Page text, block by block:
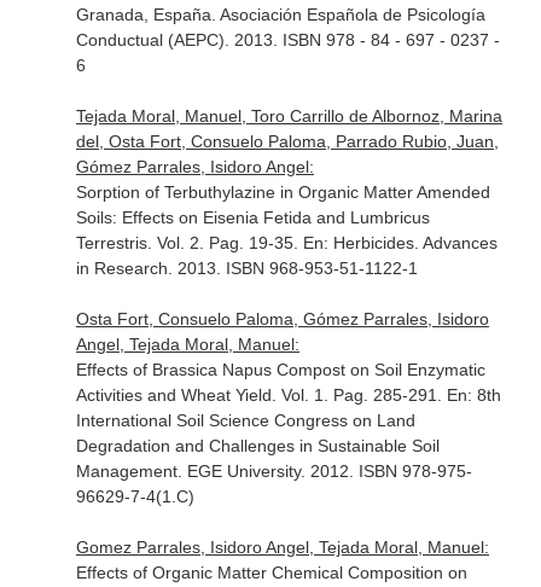
Granada, España. Asociación Española de Psicología
Conductual (AEPC). 2013. ISBN 978 - 84 - 697 - 0237 -
6
Tejada Moral, Manuel, Toro Carrillo de Albornoz, Marina
del, Osta Fort, Consuelo Paloma, Parrado Rubio, Juan,
Gómez Parrales, Isidoro Angel:
Sorption of Terbuthylazine in Organic Matter Amended
Soils: Effects on Eisenia Fetida and Lumbricus
Terrestris. Vol. 2. Pag. 19-35. En: Herbicides. Advances
in Research . 2013. ISBN 968-953-51-1122-1
Osta Fort, Consuelo Paloma, Gómez Parrales, Isidoro
Angel, Tejada Moral, Manuel:
Effects of Brassica Napus Compost on Soil Enzymatic
Activities and Wheat Yield. Vol. 1. Pag. 285-291. En: 8th
International Soil Science Congress on Land
Degradation and Challenges in Sustainable Soil
Management. EGE University. 2012. ISBN 978-975-
96629-7-4(1.C)
Gomez Parrales, Isidoro Angel, Tejada Moral, Manuel:
Effects of Organic Matter Chemical Composition on